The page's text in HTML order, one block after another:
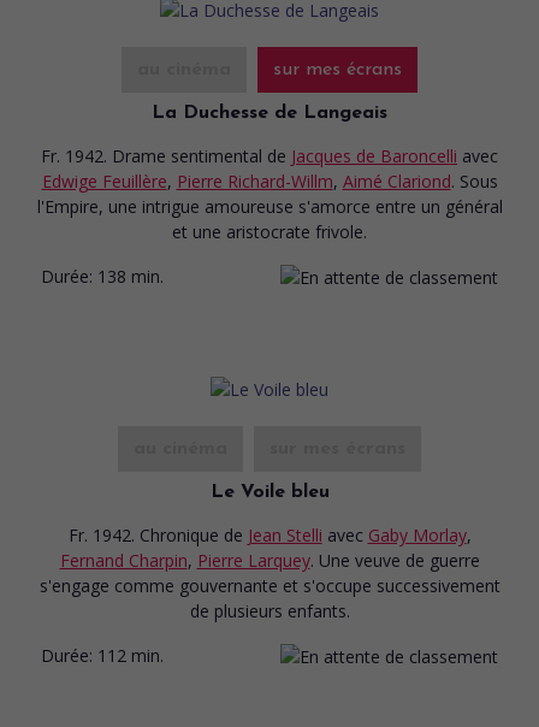
sur mes écrans
La Duchesse de Langeais
Fr. 1942. Drame sentimental de Jacques de Baroncelli avec
Edwige Feuillère, Pierre Richard-Willm, Aimé Clariond. Sous
l'Empire, une intrigue amoureuse s'amorce entre un général
et une aristocrate frivole.
Durée: 138 min.
Le Voile bleu
Fr. 1942. Chronique de Jean Stelli avec Gaby Morlay,
Fernand Charpin, Pierre Larquey. Une veuve de guerre
s'engage comme gouvernante et s'occupe successivement
de plusieurs enfants.
Durée: 112 min.